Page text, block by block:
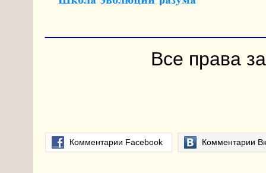
Все права
Комментарии Facebook Комментарии